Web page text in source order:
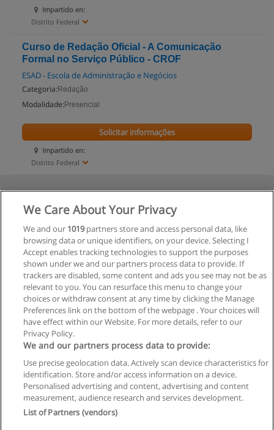
Impartido en:
Distrito Federal
Curso de Redação Oficial - A Comunicação
Formal no Serviço Público - CROF
ESAD - Escola de Administração e Negócios
Categoria: Redação
Modalidade: Presencial
Impartido en:
Distrito Federal
Solicitar informações
Regras de uso
Privacidade de dados
We Care About Your Privacy
We and our 1019partners store and access personal data, like
browsing data or unique identifiers, on your device. Selecting I
Accept enables tracking technologies to support the purposes
shown under we and our partners process data to provide. If
trackers are disabled, some content and ads you see may not be as
relevant to you. You can resurface this menu to change your
choices or withdraw consent at any time by clicking the Manage
Preferences link on the bottom of the webpage . Your choices will
have effect within our Website. For more details, refer to our
Privacy Policy.
We and our partners process data to provide:
Use precise geolocation data. Actively scan device characteristics for
identification. Store and/or access information on a device.
Personalised advertising and content, advertising and content
measurement, audience research and services development.
List of Partners (vendors)